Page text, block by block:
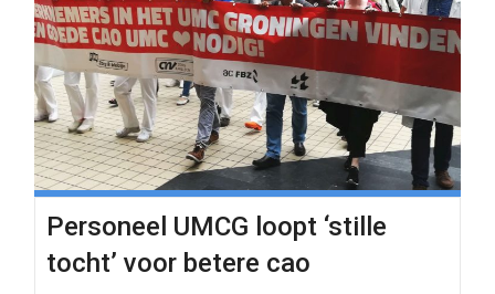
Personeel UMCG loopt ‘stille
tocht’ voor betere cao